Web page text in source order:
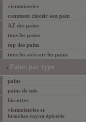
viennoiseries
comment choisir son pain
AZ des pains
tous les pains
top des pains
tous les avis sur les pains
Pains par type
pains
pains de mie
biscottes
viennoiseries et
brioches rayon épicerie